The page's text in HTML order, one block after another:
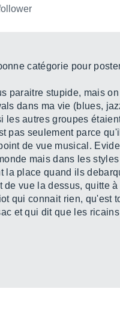
catégorie pour
paraitre stupide, mais
dans ma vie (blues,
les autres groupes
pas seulement parce
de vue musical.
mais dans les
la place quand ils
vue la dessus, quitte
qui connait rien, qu'est
et qui dit que les